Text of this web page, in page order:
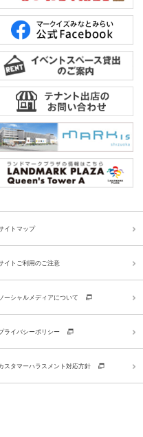
イトマップ
イトご利用のご注意
ーシャルメディアについて
ライバシーポリシー
スタマーハラスメント対応方針